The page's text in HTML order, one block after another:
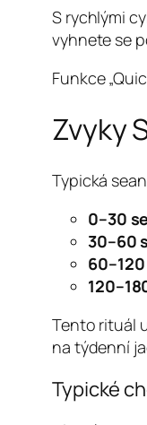
S rychlými
vyhnete se
Funkce
Zvyky
Typická
0–30
30–60
Tento rituál
na týdenní
Typické